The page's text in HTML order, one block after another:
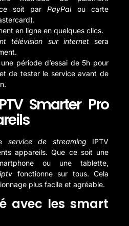
ce soit parPayPalou carte
en ligne en quelques clics.
télévision sur internetsera
période d’essai de 5h pour
de tester le service avant de
Smarter Pro
service de streaming IPTV
appareils. Que ce soit une
ou une tablette,
fonctionne sur tous. Cela
plus facile et agréable.
avec les smart